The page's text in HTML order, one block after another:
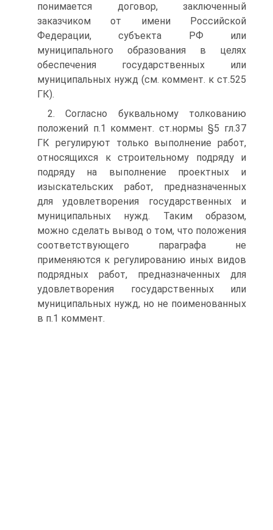
понимается договор, заключенный
заказчиком от имени Российской
Федерации, субъекта РФ или
муниципального образования в целях
обеспечения государственных или
муниципальных нужд (см. коммент. к ст.525
ГК).
2. Согласно буквальному толкованию
положений п.1 коммент. ст.нормы §5 гл.37
ГК регулируют только выполнение работ,
относящихся к строительному подряду и
подряду на выполнение проектных и
изыскательских работ, предназначенных
для удовлетворения государственных и
муниципальных нужд. Таким образом,
можно сделать вывод о том, что положения
соответствующего параграфа не
применяются к регулированию иных видов
подрядных работ, предназначенных для
удовлетворения государственных или
муниципальных нужд, но не поименованных
в п.1 коммент.